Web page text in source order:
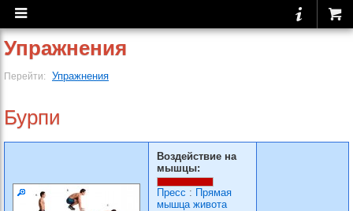
Упражнения
Перейти: Упражнения
Бурпи
Воздействие на
мышцы:
Пресс : Прямая
мышца живота